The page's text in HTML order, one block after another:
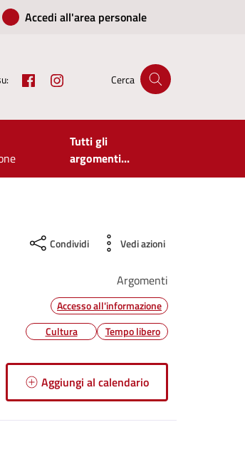
Accedi all'area personale
FacebookInstagramCerca
Tutti gli
argomenti...
Condividi Vedi azioni
Argomenti
Accesso all'informazione
Cultura
Tempo libero
Aggiungi al calendario